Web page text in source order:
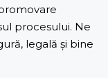
procesului. Ne
legală și bine